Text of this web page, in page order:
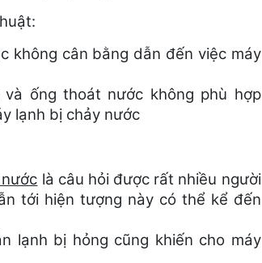
không cân bằng dẫn đến việc máy
ống thoát nước không phù hợp
lạnh bị chảy nước
là câu hỏi được rất nhiều người
tới hiện tượng này có thể kể đến
lạnh bị hỏng cũng khiến cho máy